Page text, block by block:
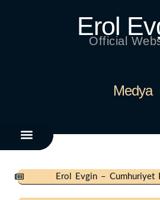
Erol
Official
Medya
Erol Evgin – Cumhuriyet